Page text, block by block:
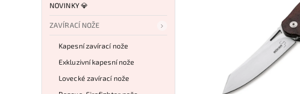
NOVINKY 💎
ZAVÍRACÍ NOŽE
Kapesní zavírací nože
Exkluzivní kapesní nože
Lovecké zavírací nože